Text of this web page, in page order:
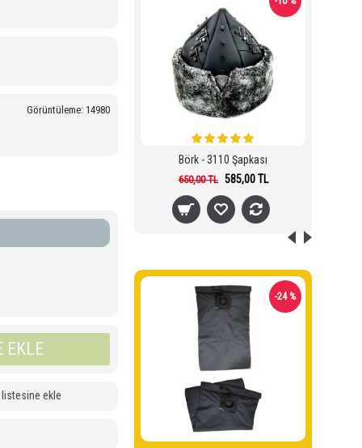
Börk - 3110 Şapkası
650,00 TL 585,00 TL
-24 %
Görüntüleme: 14980
EKLE
listesine ekle